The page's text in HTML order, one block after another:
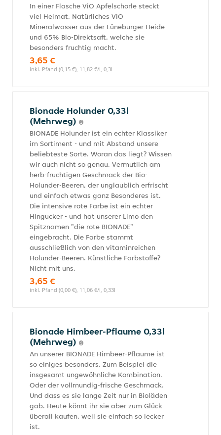
In einer Flasche ViO Apfelschorle steckt
viel Heimat. Natürliches ViO
Mineralwasser aus der Lüneburger Heide
und 65% Bio-Direktsaft, welche sie
besonders fruchtig macht.
3,65 €
inkl. Pfand (0,15 €), 11,82 €/l, 0,3l
Bionade Holunder 0,33l
(Mehrweg)
BIONADE Holunder ist ein echter Klassiker
im Sortiment - und mit Abstand unsere
beliebteste Sorte. Woran das liegt? Wissen
wir auch nicht so genau. Vermutlich am
herb-fruchtigen Geschmack der Bio-
Holunder-Beeren, der unglaublich erfrischt
und einfach etwas ganz Besonderes ist.
Die intensive rote Farbe ist ein echter
Hingucker - und hat unserer Limo den
Spitznamen "die rote BIONADE"
eingebracht. Die Farbe stammt
ausschließlich von den vitaminreichen
Holunder-Beeren. Künstliche Farbstoffe?
Nicht mit uns.
3,65 €
inkl. Pfand (0,00 €), 11,06 €/l, 0,33l
Bionade Himbeer-Pflaume 0,33l
(Mehrweg)
An unserer BIONADE Himbeer-Pflaume ist
so einiges besonders. Zum Beispiel die
insgesamt ungewöhnliche Kombination.
Oder der vollmundig-frische Geschmack.
Und dass es sie lange Zeit nur in Bioläden
gab. Heute könnt ihr sie aber zum Glück
überall kaufen, weil sie einfach so lecker
ist.